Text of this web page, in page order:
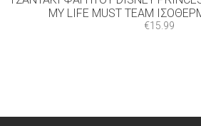
MY LIFE MUST TEAM
€15.99